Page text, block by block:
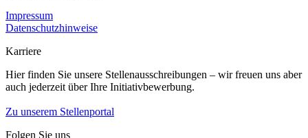
Impressum
Datenschutzhinweise
Karriere
Hier finden Sie unsere Stellenausschreibungen – wir freuen uns aber
auch jederzeit über Ihre Initiativbewerbung.
Zu unserem Stellenportal
Folgen Sie uns